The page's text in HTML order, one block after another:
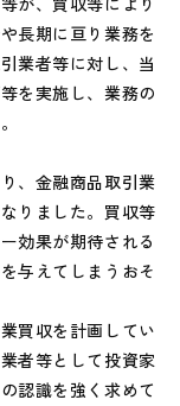
長期に亘り業務を
業者等に対し、当
を実施し、業務の
、金融商品取引業
りました。買収等
効果が期待される
与えてしまうおそ
買収を計画してい
者等として投資家
認識を強く求めて